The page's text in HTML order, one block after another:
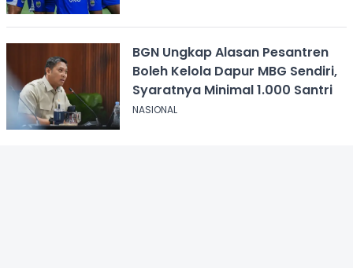
BGN Ungkap Alasan Pesantren
Boleh Kelola Dapur MBG Sendiri,
Syaratnya Minimal 1.000 Santri
NASIONAL